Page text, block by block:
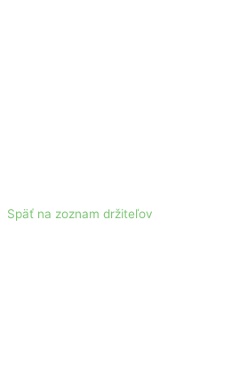
Späť na zoznam držiteľov